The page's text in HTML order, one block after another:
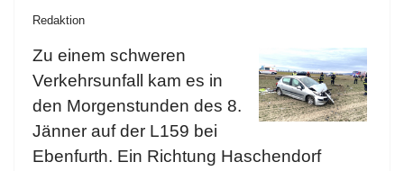
Redaktion
Zu einem schweren
Verkehrsunfall kam es in
den Morgenstunden des 8.
Jänner auf der L159 bei
Ebenfurth. Ein Richtung Haschendorf